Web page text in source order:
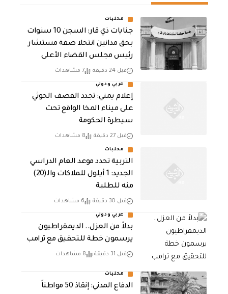
محليات
جنايات ذي قار: السجن 10 سنوات
بحق مدانين انتحلا صفة مستشار
رئيس مجلس القضاء الأعلى
قبل 24 دقيقة 7 مشاهدات
عربي ودولي
إعلام يمني: تجدد القصف الحوثي
على ميناء المخا الواقع تحت
سيطرة الحكومة
قبل 27 دقيقة 8 مشاهدات
محليات
التربية تحدد موعد العام الدراسي
الجديد: 1 أيلول للملاكات والـ(20)
منه للطلبة
قبل 30 دقيقة 6 مشاهدات
عربي ودولي
بدلاً من العزل.. الديمقراطيون
يرسمون خطة للتحقيق مع ترامب
قبل 31 دقيقة 8 مشاهدات
محليات
الدفاع المدني: إنقاذ 50 مواطناً